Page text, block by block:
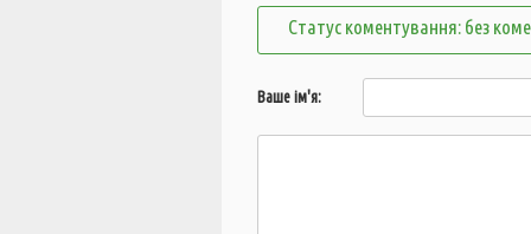
Статус коментування: без
Ваше ім'я: